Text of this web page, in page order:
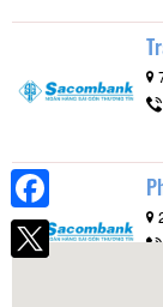
Facebook